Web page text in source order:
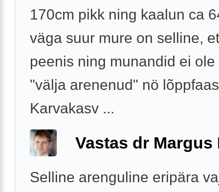
170cm pikk ning kaalun ca
väga suur mure on selline,
peenis ning munandid ei
"välja arenenud" nö
Karvakasv ...
Vastas dr Margus
Selline arenguline eripära